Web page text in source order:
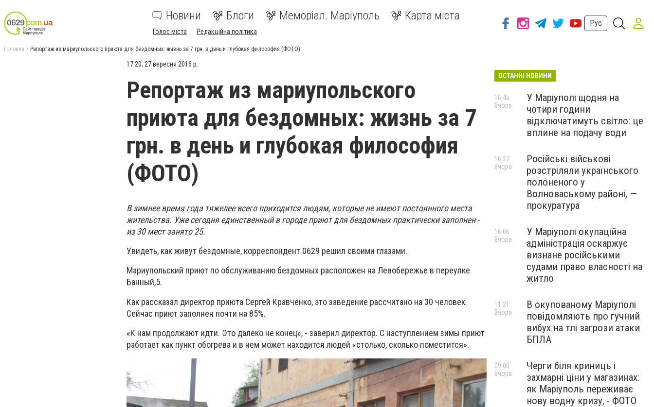
Новини Блоги Меморіал. Маріуполь Карта міста
Голос міста Редакційна політика
Рус
Головна Репортаж из мариупольского приюта для бездомных: жизнь за 7 грн. в день и глубокая философия (ФОТО)
17:20, 27 вересня 2016 р.
Репортаж из мариупольского
приюта для бездомных: жизнь за 7
грн. в день и глубокая философия
(ФОТО)
В зимнее время года тяжелее всего приходится людям, которые не имеют постоянного места
жительства. Уже сегодня единственный в городе приют для бездомных практически заполнен -
из 30 мест занято 25.
Увидеть, как живут бездомные, корреспондент 0629 решил своими глазами.
Мариупольский приют по обслуживанию бездомных расположен на Левобережье в переулке
Банный,5.
Как рассказал директор приюта Сергей Кравченко, это заведение рассчитано на 30 человек.
Сейчас приют заполнен почти на 85%.
«К нам продолжают идти. Это далеко не конец», - заверил директор. С наступлением зимы приют
работает как пункт обогрева и в нем может находится людей «столько, сколько поместится».
ОСТАННІ НОВИНИ
У Маріуполі щодня на
чотири години
відключатимуть світло: це
вплине на подачу води
16:45
Вчора
Російські військові
розстріляли українського
полоненого у
Волноваському районі, —
прокуратура
16:27
Вчора
У Маріуполі окупаційна
адміністрація оскаржує
визнане російськими
судами право власності на
житло
16:06
Вчора
В окупованому Маріуполі
повідомляють про гучний
вибух на тлі загрози атаки
БПЛА
11:21
Вчора
Черги біля криниць і
захмарні ціни у магазинах:
як Маріуполь переживає
нову водну кризу, - ФОТО
09:00
Вчора